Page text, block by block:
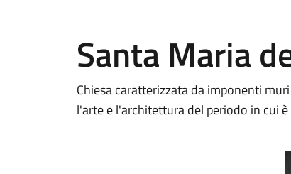
Santa Maria
Chiesa caratterizzata da imponenti
l'arte e l'architettura del periodo in cui